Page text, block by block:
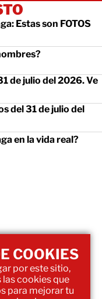
Estas son FOTOS
de julio del 2026. Ve
del 31 de julio del
en la vida real?
COOKIES
por este sitio,
las cookies que
para mejorar tu